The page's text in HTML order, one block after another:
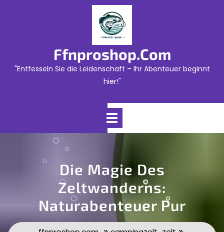
Ffnproshop.com
"Entfesseln Sie die Leidenschaft – Ihr Abenteuer beginnt
hier!"
Open
Die Magie Des
Zeltwanderns:
Naturabenteuer Pur